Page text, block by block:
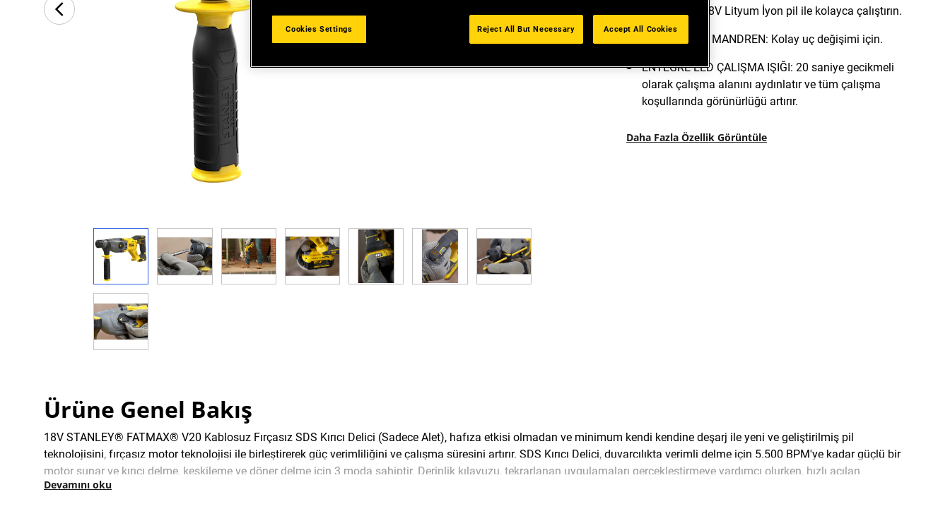
geliştirilmiş 18V Lityum İyon pil ile kolayca çalıştırın.
ANAHTARSIZ MANDREN: Kolay uç değişimi için.
ENTEGRE LED ÇALIŞMA IŞIĞI: 20 saniye gecikmeli
olarak çalışma alanını aydınlatır ve tüm çalışma
koşullarında görünürlüğü artırır.
Daha Fazla Özellik Görüntüle
Ürüne Genel Bakış
18V STANLEY® FATMAX® V20 Kablosuz Fırçasız SDS Kırıcı Delici (Sadece Alet), hafıza etkisi olmadan ve minimum kendi kendine deşarj ile yeni ve geliştirilmiş pil
teknolojisini, fırçasız motor teknolojisi ile birleştirerek güç verimliliğini ve çalışma süresini artırır. SDS Kırıcı Delici, duvarcılıkta verimli delme için 5.500 BPM'ye kadar güçlü bir
motor sunar ve kırıcı delme, keskileme ve döner delme için 3 moda sahiptir. Derinlik kılavuzu, tekrarlanan uygulamaları gerçekleştirmeye yardımcı olurken, hızlı açılan
mandren kolay uç değişimi sağlar. 18V STANLEY® FATMAX® V20 Kablosuz Sisteminin bir parçası olarak, tüm V20 aletlerinizi yeni ve geliştirilmiş 18V Lityum İyon pil ile
Devamını oku
Cookies Settings Reject All But Necessary Accept All Cookies